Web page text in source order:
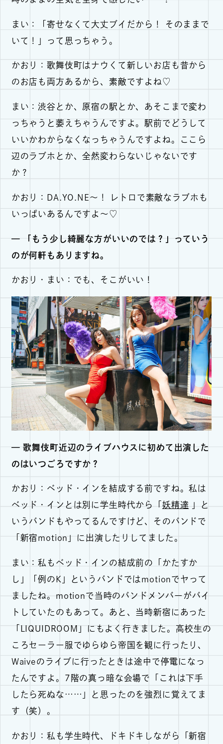
まい：「寄せなくて大丈ブイだから！ そのままで
いて！」って思っちゃう。
かおり：歌舞伎町はナウくて新しいお店も昔から
のお店も両方あるから、素敵ですよね♡
まい：渋谷とか、原宿の駅とか、あそこまで変わ
っちゃうと萎えちゃうんですよ。駅前でどうして
いいかわからなくなっちゃうんですよね。ここら
辺のラブホとか、全然変わらないじゃないです
か？
かおり：DA.YO.NE～！ レトロで素敵なラブホも
いっぱいあるんですよ～♡
— 「もう少し綺麗な方がいいのでは？」っていう
のが何軒もありますね。
かおり・まい：でも、そこがいい！
— 歌舞伎町近辺のライブハウスに初めて出演した
のはいつごろですか？
かおり：ベッド・インを結成する前ですね。私は
ベッド・インとは別に学生時代から「 妖精達 」と
いうバンドもやってるんですけど、そのバンドで
「新宿motion」に出演したりしてました。
まい：私もベッド・インの結成前の「かたすか
し」「例のK」というバンドではmotionでヤって
ましたね。motionで当時のバンドメンバーがバイ
トしていたのもあって。あと、当時新宿にあった
「LIQUIDROOM」にもよく行きました。高校生の
ころセーラー服でゆらゆら帝国を観に行ったり、
Waiveのライブに行ったときは途中で停電になっ
たんですよ。7階の真っ暗な会場で「これは下手
したら死ぬな……」と思ったのを強烈に覚えてま
す（笑）。
かおり：私も学生時代、ドキドキしながら「新宿